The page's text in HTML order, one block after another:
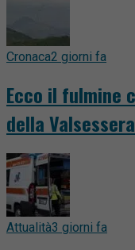
Cronaca2 giorni fa
Ecco il fulmine
della
Attualità3 giorni fa